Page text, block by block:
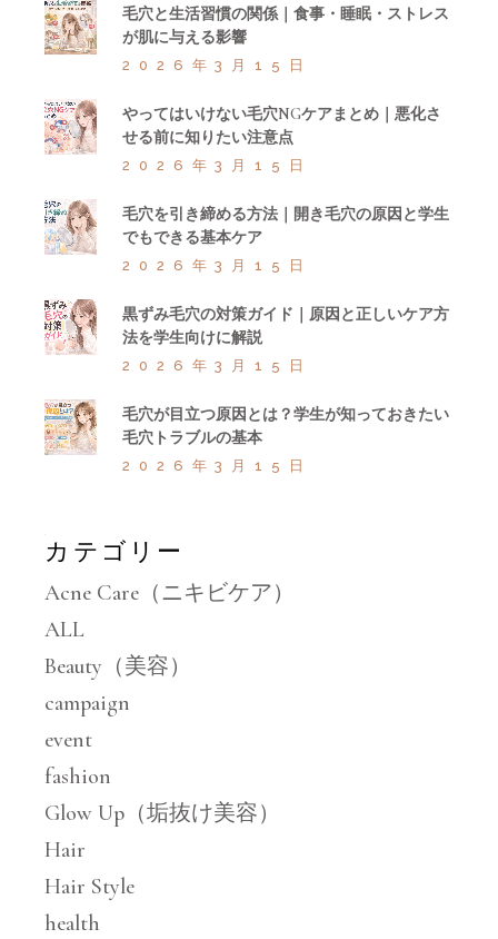
毛穴と生活習慣の関係｜食事・睡眠・ストレス
が肌に与える影響
2026年3月15日
やってはいけない毛穴NGケアまとめ｜悪化さ
せる前に知りたい注意点
2026年3月15日
毛穴を引き締める方法｜開き毛穴の原因と学生
でもできる基本ケア
2026年3月15日
黒ずみ毛穴の対策ガイド｜原因と正しいケア方
法を学生向けに解説
2026年3月15日
毛穴が目立つ原因とは？学生が知っておきたい
毛穴トラブルの基本
2026年3月15日
カテゴリー
Acne Care（ニキビケア）
ALL
Beauty（美容）
campaign
event
fashion
Glow Up（垢抜け美容）
Hair
Hair Style
health